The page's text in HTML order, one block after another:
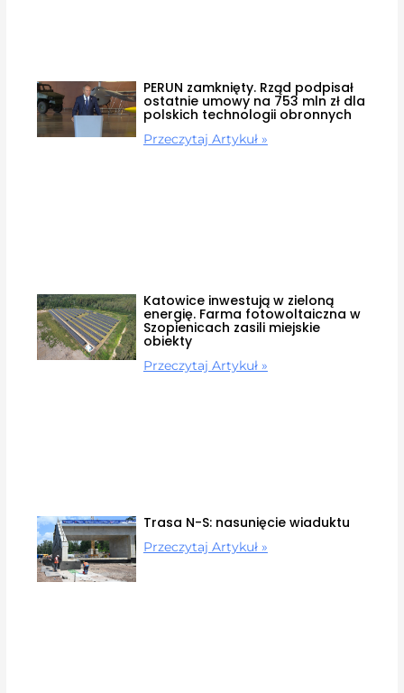
PERUN zamknięty. Rząd podpisał
ostatnie umowy na 753 mln zł dla
polskich technologii obronnych
Przeczytaj Artykuł »
Katowice inwestują w zieloną
energię. Farma fotowoltaiczna w
Szopienicach zasili miejskie
obiekty
Przeczytaj Artykuł »
Trasa N-S: nasunięcie wiaduktu
Przeczytaj Artykuł »